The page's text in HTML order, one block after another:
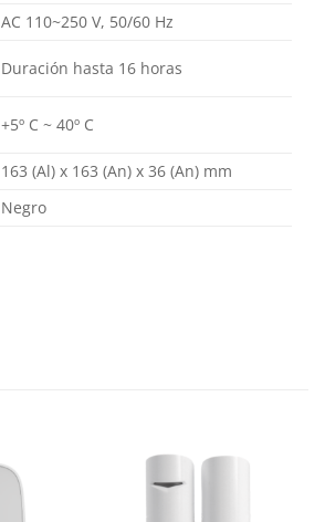
AC 110~250 V, 50/60 Hz
Duración hasta 16 horas
+5º C ~ 40º C
163 (Al) x 163 (An) x 36 (An) mm
Negro